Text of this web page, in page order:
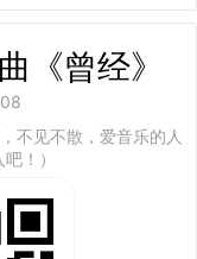
《曾经》
见不散，爱音乐的人
！）